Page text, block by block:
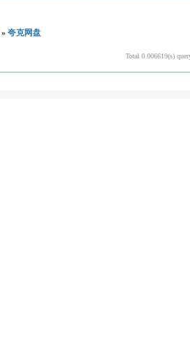
» 夸克网盘
Total 0.006619(s)